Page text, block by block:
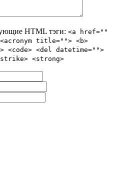
HTML тэги: <a href=""
title=""> <b>
<code> <del datetime="">
<strong>